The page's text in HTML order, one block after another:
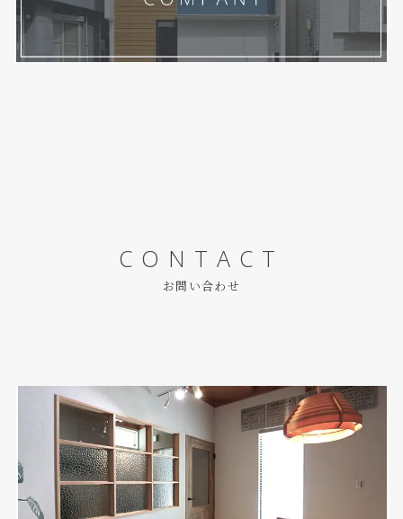
CONTACT
お問い合わせ